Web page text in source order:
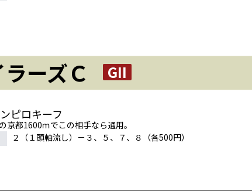
ーズＣ GII
ピロキーフ
京都1600ｍでこの相手なら通用。
２（１頭軸流し）－３、５、７、８（各500円）